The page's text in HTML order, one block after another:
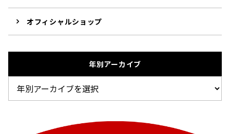
オフィシャルショップ
年別アーカイブ